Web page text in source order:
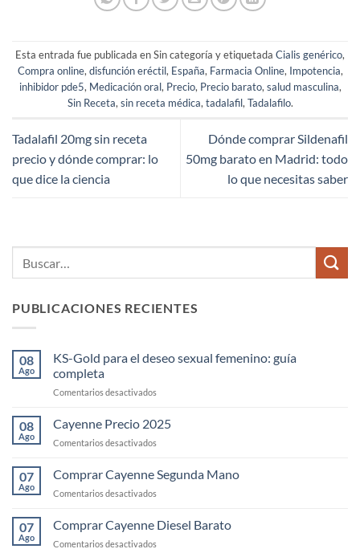
Esta entrada fue publicada en Sin categoría y etiquetada Cialis genérico,
Compra online,disfunción eréctil, España, Farmacia Online, Impotencia,
inhibidor pde5, Medicación oral, Precio, Precio barato,salud masculina,
Sin Receta,sin receta médica,tadalafil,Tadalafilo.
Tadalafil 20mg sin receta
precio y dónde comprar: lo
que dice la ciencia
Dónde comprar Sildenafil
50mg barato en Madrid: todo
lo que necesitas saber
PUBLICACIONES RECIENTES
08
Ago
KS-Gold para el deseo sexual femenino: guía
completa
Comentarios desactivados
Gold
para
el
sexual
08
Ago
Cayenne Precio 2025
Comentarios desactivados
Precio
2025
07
Ago
Comprar Cayenne Segunda Mano
Comentarios desactivados
Cayenne
Segunda
Mano
07
Ago
Comprar Cayenne Diesel Barato
Comentarios desactivados